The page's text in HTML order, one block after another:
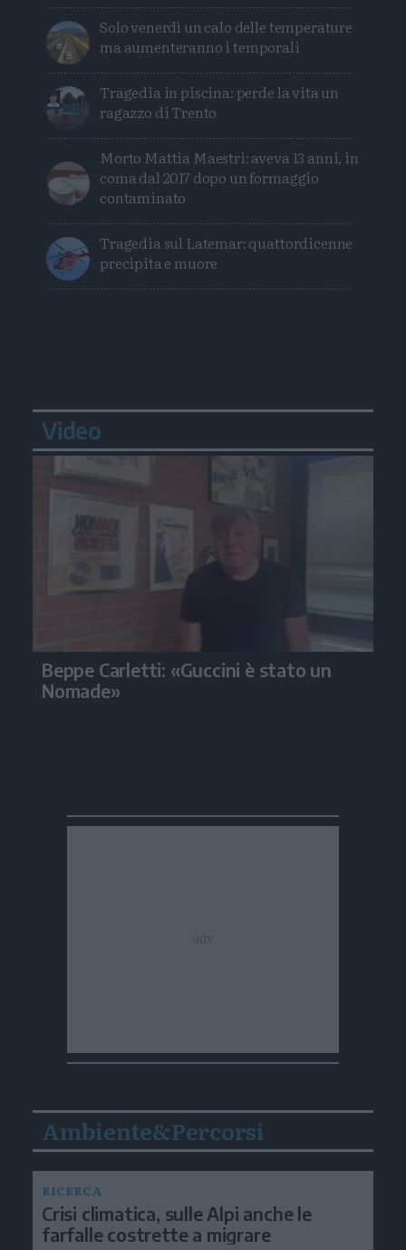
Solo venerdì un calo delle temperature
ma aumenteranno i temporali
Tragedia in piscina: perde la vita un
ragazzo di Trento
Morto Mattia Maestri: aveva 13 anni, in
coma dal 2017 dopo un formaggio
contaminato
Tragedia sul Latemar: quattordicenne
precipita e muore
Video
Beppe Carletti: «Guccini è stato un
Nomade»
Ambiente&Percorsi
RICERCA
Crisi climatica, sulle Alpi anche le
farfalle costrette a migrare